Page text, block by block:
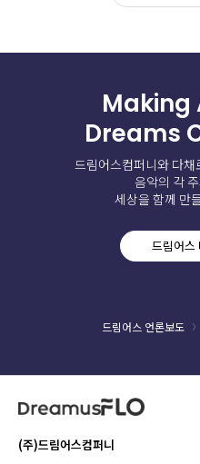
Making
Dreams
드림어스컴퍼니와 다
음악의 각
세상을 함께 만
드림어스
드림어스 언론보도
(주)드림어스컴퍼니